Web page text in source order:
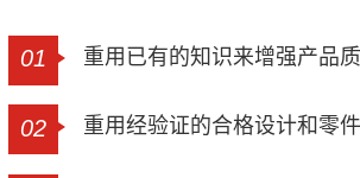
重用已有的知识来增强产品
01
重用经验证的合格设计和零件
02